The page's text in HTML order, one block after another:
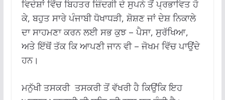
ਵਿਦੇਸ਼ਾਂ ਵਿੱਚ ਬਿਹਤਰ ਜ਼ਿੰਦਗੀ ਦੇ ਸੁਪਨੇ ਤੋਂ ਪ੍ਰਭਾਵਿਤ ਹੋ
ਕੇ, ਬਹੁਤ ਸਾਰੇ ਪੰਜਾਬੀ ਧੋਖਾਧੜੀ, ਸ਼ੋਸ਼ਣ ਜਾਂ ਦੇਸ਼ ਨਿਕਾਲੇ
ਦਾ ਸਾਹਮਣਾ ਕਰਨ ਲਈ ਸਭ ਕੁਝ – ਪੈਸਾ, ਸੁਰੱਖਿਆ,
ਅਤੇ ਇੱਥੋਂ ਤੱਕ ਕਿ ਆਪਣੀ ਜਾਨ ਵੀ – ਜੋਖਮ ਵਿੱਚ ਪਾਉਂਦੇ
ਹਨ।
ਮਨੁੱਖੀ ਤਸਕਰੀ ਤਸਕਰੀ ਤੋਂ ਵੱਖਰੀ ਹੈ ਕਿਉਂਕਿ ਇਹ